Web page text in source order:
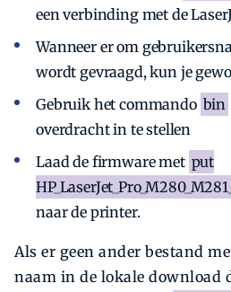
een verbinding met de
Wanneer er om
wordt gevraagd, kun je
Gebruik het commando bin
overdracht in te stellen
Laad de firmware met put
naar de printer.
Als er geen ander bestand
naam in de lokale download